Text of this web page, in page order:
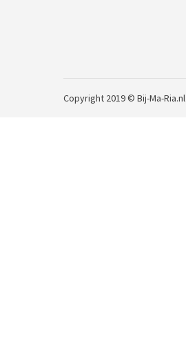
Copyright 2019 © Bij-Ma-Ria.nl